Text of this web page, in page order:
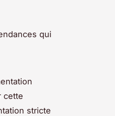
qui
cette
stricte